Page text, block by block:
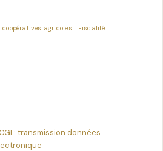
coopératives agricoles
Fiscalité
: transmission données